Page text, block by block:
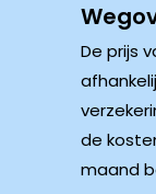
De prijs
de
maand